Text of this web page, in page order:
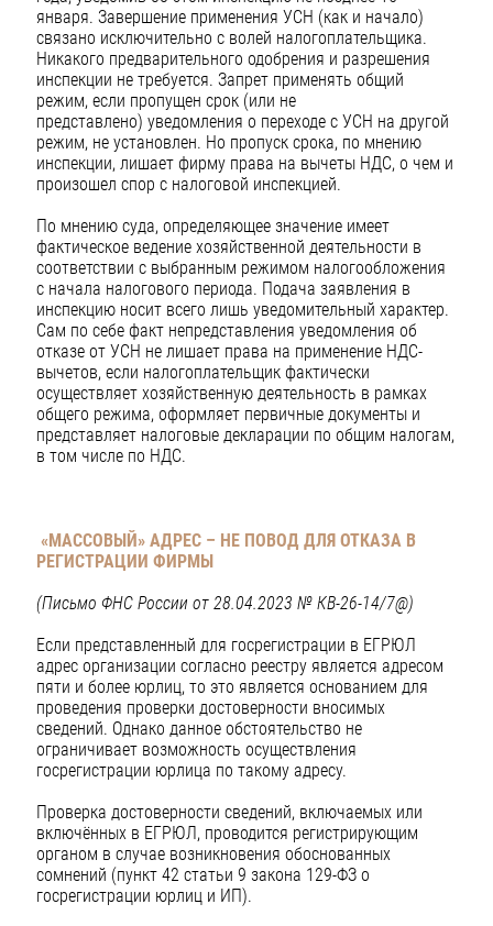
января. Завершение применения УСН (как и начало)
связано исключительно с волей налогоплательщика.
Никакого предварительного одобрения и разрешения
инспекции не требуется. Запрет применять общий
режим, если пропущен срок (или не
представлено) уведомления о переходе с УСН на другой
режим, не установлен. Но пропуск срока, по мнению
инспекции, лишает фирму права на вычеты НДС, о чем и
произошел спор с налоговой инспекцией.
По мнению суда, определяющее значение имеет
фактическое ведение хозяйственной деятельности в
соответствии с выбранным режимом налогообложения
с начала налогового периода. Подача заявления в
инспекцию носит всего лишь уведомительный характер.
Сам по себе факт непредставления уведомления об
отказе от УСН не лишает права на применение НДС-
вычетов, если налогоплательщик фактически
осуществляет хозяйственную деятельность в рамках
общего режима, оформляет первичные документы и
представляет налоговые декларации по общим налогам,
в том числе по НДС.
«МАССОВЫЙ» АДРЕС – НЕ ПОВОД ДЛЯ ОТКАЗА В
РЕГИСТРАЦИИ ФИРМЫ
(Письмо ФНС России от 28.04.2023 № КВ-26-14/7@)
Если представленный для госрегистрации в ЕГРЮЛ
адрес организации согласно реестру является адресом
пяти и более юрлиц, то это является основанием для
проведения проверки достоверности вносимых
сведений. Однако данное обстоятельство не
ограничивает возможность осуществления
госрегистрации юрлица по такому адресу.
Проверка достоверности сведений, включаемых или
включённых в ЕГРЮЛ, проводится регистрирующим
органом в случае возникновения обоснованных
сомнений (пункт 42 статьи 9 закона 129-ФЗ о
госрегистрации юрлиц и ИП).